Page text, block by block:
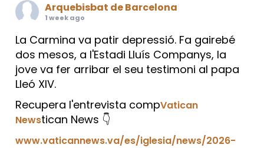
Arquebisbat de Barcelona
1 week ago
La Carmina va patir depressió. Fa gairebé
dos mesos, a l'Estadi Lluís Companys, la
jove va fer arribar el seu testimoni al papa
Lleó XIV.
Recupera l'entrevista compVatican
Newstican News 👇
www.vaticannews.va/es/iglesia/news/2026-